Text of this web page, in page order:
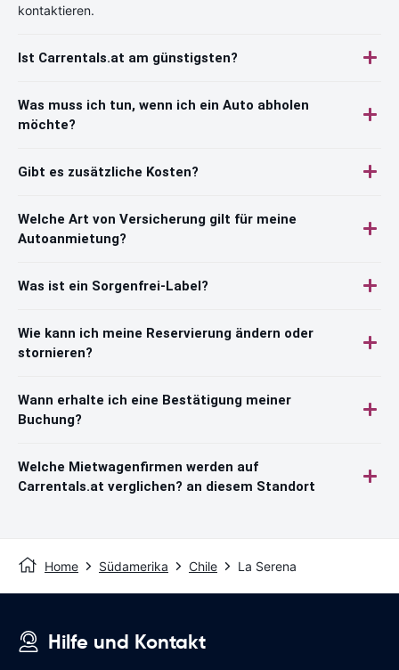
kontaktieren.
Ist Carrentals.at am günstigsten?
Was muss ich tun, wenn ich ein Auto abholen
möchte?
Gibt es zusätzliche Kosten?
Welche Art von Versicherung gilt für meine
Autoanmietung?
Was ist ein Sorgenfrei-Label?
Wie kann ich meine Reservierung ändern oder
stornieren?
Wann erhalte ich eine Bestätigung meiner
Buchung?
Welche Mietwagenfirmen werden auf
Carrentals.at verglichen? an diesem Standort
Home Südamerika Chile La Serena
Hilfe und Kontakt